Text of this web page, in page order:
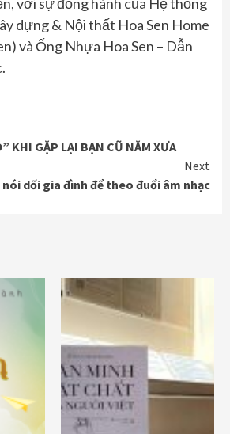
dựng & Nội thất Hoa Sen Home
và Ống Nhựa Hoa Sen – Dẫn
KHI GẶP LẠI BẠN CŨ NĂM XƯA
Next
nói dối gia đình để theo đuổi âm nhạc